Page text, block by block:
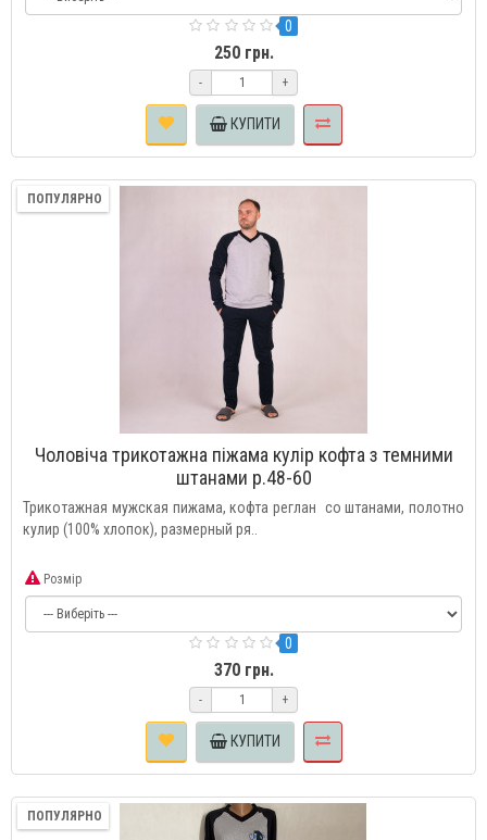
0
250 грн.
- +
КУПИТИ
ПОПУЛЯРНО
Чоловіча трикотажна піжама кулір кофта з темними
штанами р.48-60
Трикотажная мужская пижама, кофта реглан со штанами, полотно
кулир (100% хлопок), размерный ря..
Розмір
0
370 грн.
- +
КУПИТИ
ПОПУЛЯРНО